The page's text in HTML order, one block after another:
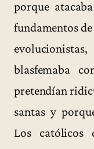
porque
fundamentos
blasfemaba
pretendían
santas y
Los católicos